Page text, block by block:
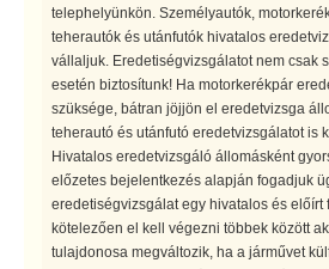
telephelyünkön. Személyautók,
teherautók és utánfutók hivatalos
vállaljuk. Eredetiségvizsgálatot nem csak
esetén biztosítunk! Ha motorkerékpár
szüksége, bátran jöjjön el eredetvizsga
teherautó és utánfutó eredetvizsgálatot is
Hivatalos eredetvizsgáló állomásként
előzetes bejelentkezés alapján fogadjuk
eredetiségvizsgálat egy hivatalos és előírt
kötelezően el kell végezni többek között
tulajdonosa megváltozik, ha a járművet